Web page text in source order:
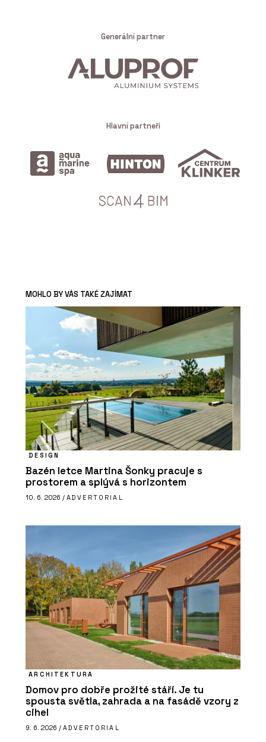
Generální partner
Hlavní partneři
MOHLO BY VÁS TAKÉ ZAJÍMAT
DESIGN
Bazén letce Martina Šonky pracuje s
prostorem a splývá s horizontem
10. 6. 2026 / ADVERTORIAL
ARCHITEKTURA
Domov pro dobře prožité stáří. Je tu
spousta světla, zahrada a na fasádě vzory z
cihel
9. 6. 2026 / ADVERTORIAL